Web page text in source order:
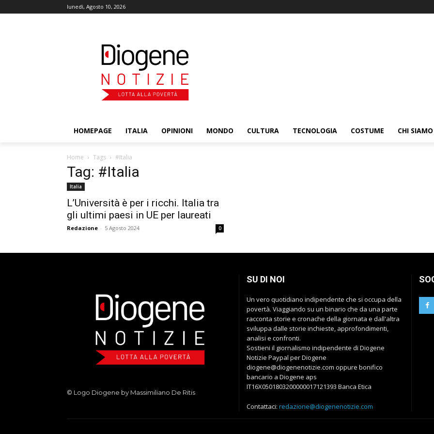
lunedì, Agosto 10, 2026
HOMEPAGE ITALIA OPINIONI MONDO CULTURA TECNOLOGIA COSTUME CHI SIAMO
Home Tags #Italia
Tag: #Italia
Italia
L’Università è per i ricchi. Italia tra
gli ultimi paesi in UE per laureati
Redazione - 5 Agosto 2024 0
© Logo Diogene by Massimiliano De Ritis
SU DI NOI
Un vero quotidiano indipendente che si occupa della
povertà. Viaggiando su un binario che da una parte
racconta storie e cronache della giornata e dall'altra
sviluppa dalle storie inchieste, approfondimenti,
analisi e confronti.
Sostieni il giornalismo indipendente di Diogene
Notizie Paypal per Diogene
diogene@diogenenotizie.com oppure bonifico
bancario a Diogene aps
IT16X0501803200000017121393 Banca Etica
Contattaci: redazione@diogenenotizie.com